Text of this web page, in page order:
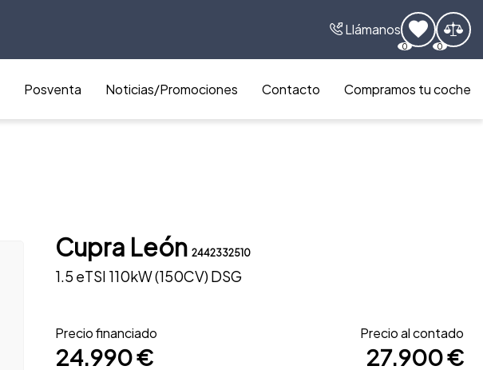
Llámanos
0 0
Posventa Noticias/Promociones Contacto Compramos tu coche
Cupra León 2442332510
1.5 eTSI 110kW (150CV) DSG
Precio financiado
24.990 €
Precio al contado
27.900 €